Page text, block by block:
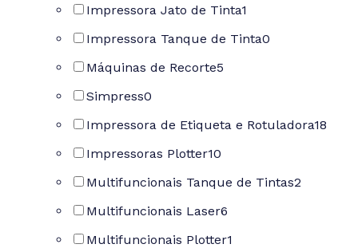
Impressora Jato de Tinta1
Impressora Tanque de Tinta0
Máquinas de Recorte5
Simpress0
Impressora de Etiqueta e Rotuladora18
Impressoras Plotter10
Multifuncionais Tanque de Tintas2
Multifuncionais Laser6
Multifuncionais Plotter1